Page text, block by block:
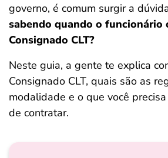
governo, é comum surgir a
sabendo quando o funcionário
Consignado CLT?
Neste guia, a gente te explica
Consignado CLT, quais são as
modalidade e o que você
de contratar.